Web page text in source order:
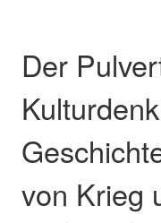
Der
von Krieg